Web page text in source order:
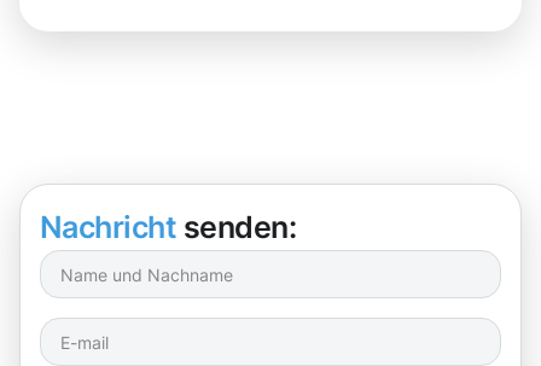
Nachricht senden: